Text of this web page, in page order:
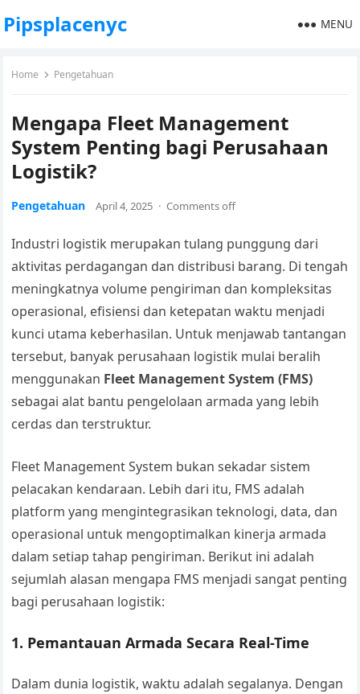
Pipsplacenyc MENU
Home Pengetahuan
Mengapa Fleet Management
System Penting bagi Perusahaan
Logistik?
Pengetahuan April 4, 2025 · Comments off
Industri logistik merupakan tulang punggung dari
aktivitas perdagangan dan distribusi barang. Di tengah
meningkatnya volume pengiriman dan kompleksitas
operasional, efisiensi dan ketepatan waktu menjadi
kunci utama keberhasilan. Untuk menjawab tantangan
tersebut, banyak perusahaan logistik mulai beralih
menggunakan Fleet Management System (FMS)
sebagai alat bantu pengelolaan armada yang lebih
cerdas dan terstruktur.
Fleet Management System bukan sekadar sistem
pelacakan kendaraan. Lebih dari itu, FMS adalah
platform yang mengintegrasikan teknologi, data, dan
operasional untuk mengoptimalkan kinerja armada
dalam setiap tahap pengiriman. Berikut ini adalah
sejumlah alasan mengapa FMS menjadi sangat penting
bagi perusahaan logistik:
1. Pemantauan Armada Secara Real-Time
Dalam dunia logistik, waktu adalah segalanya. Dengan